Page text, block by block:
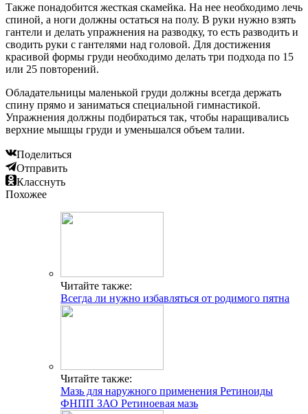
Также понадобится жесткая скамейка. На нее необходимо лечь
спиной, а ноги должны остаться на полу. В руки нужно взять
гантели и делать упражнения на разводку, то есть разводить и
сводить руки с гантелями над головой. Для достижения
красивой формы груди необходимо делать три подхода по 15
или 25 повторений.
Обладательницы маленькой груди должны всегда держать
спину прямо и заниматься специальной гимнастикой.
Упражнения должны подбираться так, чтобы наращивались
верхние мышцы груди и уменьшался объем талии.
Поделиться
Отправить
Класснуть
Похожее
Читайте также:
Всегда ли нужно избавляться от родимого пятна
Читайте также:
Мазь для наружного применения Ретиноиды
ФНПП ЗАО Ретиноевая мазь